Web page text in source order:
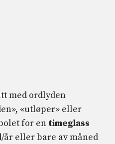
med ordlyden
«utløper» eller
for en timeglass
eller bare av måned